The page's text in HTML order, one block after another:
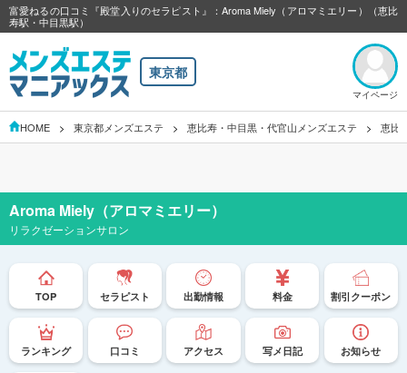
富愛ねるの口コミ『殿堂入りのセラピスト』：Aroma Miely（アロマミエリー）（恵比
寿駅・中目黒駅）
東京都
マイページ
HOME 東京都メンズエステ 恵比寿・中目黒・代官山メンズエステ 恵比
Aroma Miely（アロマミエリー）
リラクゼーションサロン
TOP セラピスト 出勤情報 料金 割引クーポン
ランキング 口コミ アクセス 写メ日記 お知らせ